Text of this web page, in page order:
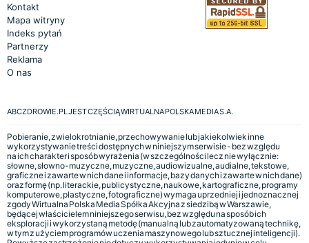
Kontakt
Mapa witryny
Indeks pytań
Partnerzy
Reklama
O nas
ABCZDROWIE.PL JEST CZĘŚCIĄ WIRTUALNA POLSKA MEDIA S.A.
Pobieranie, zwielokrotnianie, przechowywanie lub jakiekolwiek inne
wykorzystywanie treści dostępnych w niniejszym serwisie - bez względu
na ich charakter i sposób wyrażenia (w szczególności lecz nie wyłącznie:
słowne, słowno-muzyczne, muzyczne, audiowizualne, audialne, tekstowe,
graficzne i zawarte w nich dane i informacje, bazy danych i zawarte w nich dane)
oraz formę (np. literackie, publicystyczne, naukowe, kartograficzne, programy
komputerowe, plastyczne, fotograficzne) wymaga uprzedniej i jednoznacznej
zgody Wirtualna Polska Media Spółka Akcyjna z siedzibą w Warszawie,
będącej właścicielem niniejszego serwisu, bez względu na sposób ich
eksploracji i wykorzystaną metodę (manualną lub zautomatyzowaną technikę,
w tym z użyciem programów uczenia maszynowego lub sztucznej inteligencji).